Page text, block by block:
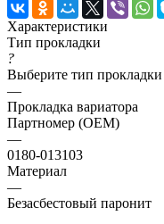
Характеристики
Тип прокладки
?
Выберите тип прокладки
—
Прокладка вариатора
Партномер (OEM)
—
0180-013103
Материал
—
Безасбестовый паронит